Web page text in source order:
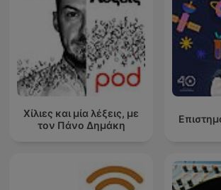
Χίλιες και μία λέξεις, με
τον Πάνο Δημάκη